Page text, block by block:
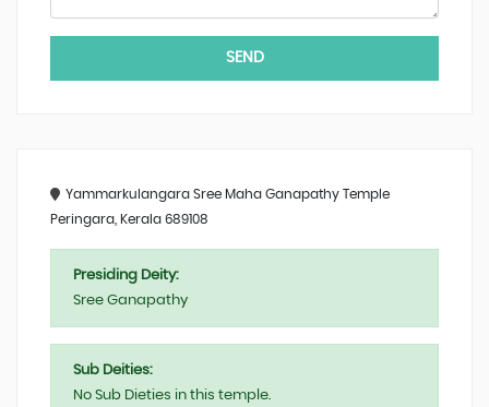
SEND
Yammarkulangara Sree Maha Ganapathy Temple
Peringara, Kerala 689108
Presiding Deity:
Sree Ganapathy
Sub Deities:
No Sub Dieties in this temple.